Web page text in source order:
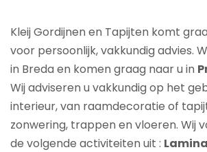
Kleij Gordijnen en Tapijten komt
voor persoonlijk, vakkundig advies.
in Breda en komen graag naar u in
Wij adviseren u vakkundig op het
interieur, van raamdecoratie of
zonwering, trappen en vloeren. Wij
de volgende activiteiten uit :